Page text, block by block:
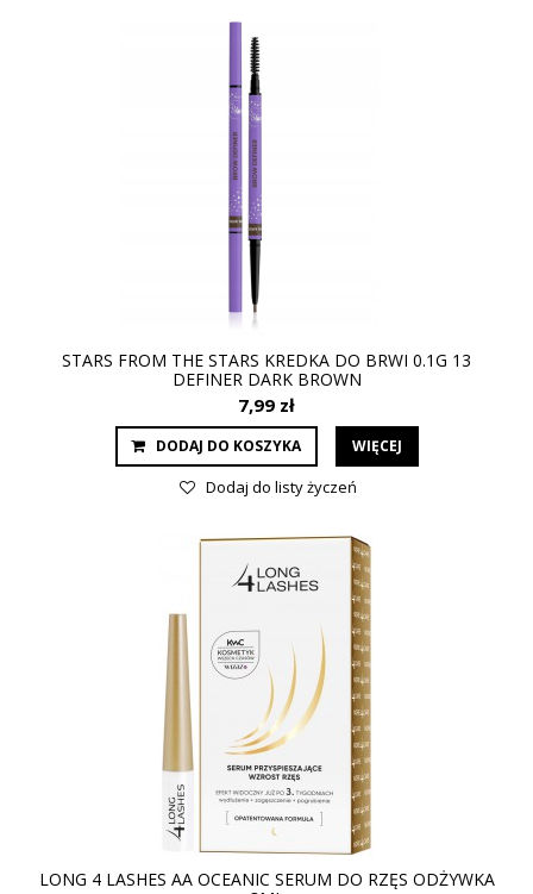
STARS FROM THE STARS KREDKA DO BRWI 0.1G 13
DEFINER DARK BROWN
7,99 zł
DODAJ DO KOSZYKA WIĘCEJ
Dodaj do listy życzeń
LONG 4 LASHES AA OCEANIC SERUM DO RZĘS ODŻYWKA